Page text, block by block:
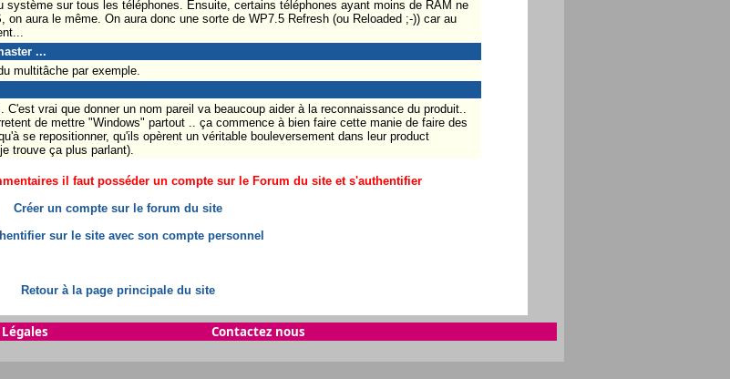
sur tous les téléphones. Ensuite, certains téléphones ayant moins de RAM ne
aura le même. On aura donc une sorte de WP7.5 Refresh (ou Reloaded ;-)) car au
...
multitâche par exemple.
vrai que donner un nom pareil va beaucoup aider à la reconnaissance du produit..
de mettre "Windows" partout .. ça commence à bien faire cette manie de faire des
se repositionner, qu'ils opèrent un véritable bouleversement dans leur product
trouve ça plus parlant).
il faut posséder un compte sur le Forum du site et s'authentifier
Créer un compte sur le forum du site
sur le site avec son compte personnel
Retour à la page principale du site
Contactez nous